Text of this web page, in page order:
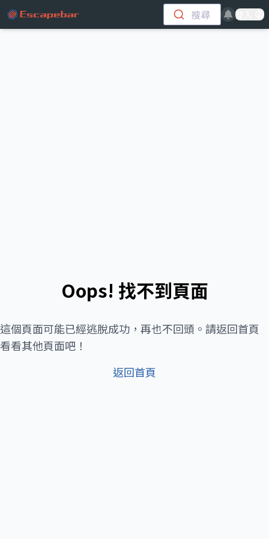
跳至主要內容
搜尋 登入
Oops! 找不到頁面
這個頁面可能已經逃脫成功，再也不回頭。請返回首頁
看看其他頁面吧！
返回首頁